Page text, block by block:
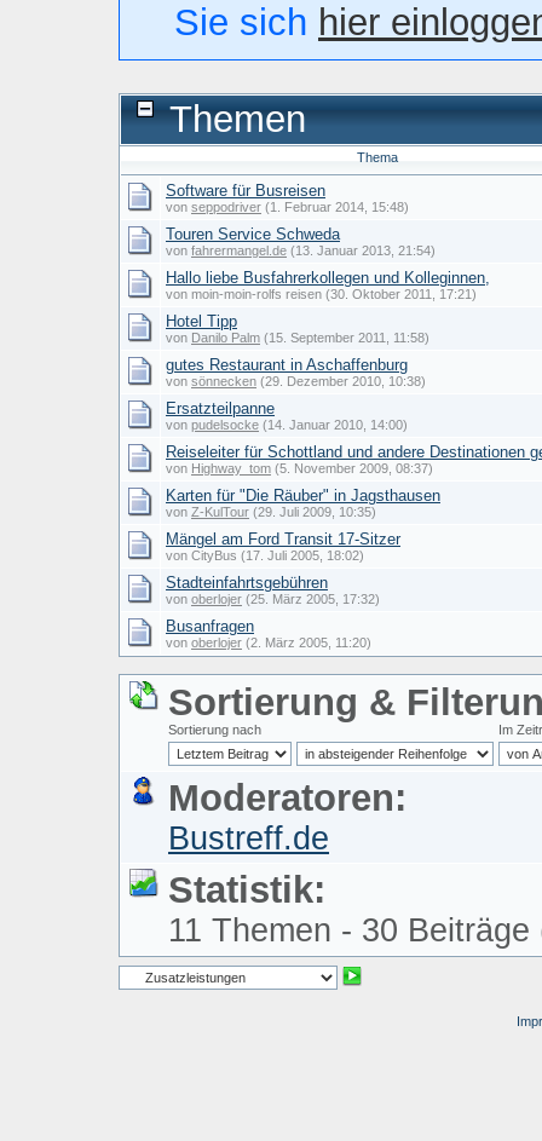
Sie sich hier
Themen
Thema
Software für Busreisen
von seppodriver (1. Februar 2014, 15:48)
Touren Service Schweda
von fahrermangel.de (13. Januar 2013, 21:54)
Hallo liebe Busfahrerkollegen und Kolleginnen,
von moin-moin-rolfs reisen (30. Oktober 2011, 17:21)
Hotel Tipp
von Danilo Palm (15. September 2011, 11:58)
gutes Restaurant in Aschaffenburg
von sönnecken (29. Dezember 2010, 10:38)
Ersatzteilpanne
von pudelsocke (14. Januar 2010, 14:00)
Reiseleiter für Schottland und andere Destinationen
von Highway_tom (5. November 2009, 08:37)
Karten für "Die Räuber" in Jagsthausen
von Z-KulTour (29. Juli 2009, 10:35)
Mängel am Ford Transit 17-Sitzer
von CityBus (17. Juli 2005, 18:02)
Stadteinfahrtsgebühren
von oberlojer (25. März 2005, 17:32)
Busanfragen
von oberlojer (2. März 2005, 11:20)
Sortierung &
Sortierung nach Im
Moderatoren:
Bustreff.de
Statistik:
11 Themen - 30